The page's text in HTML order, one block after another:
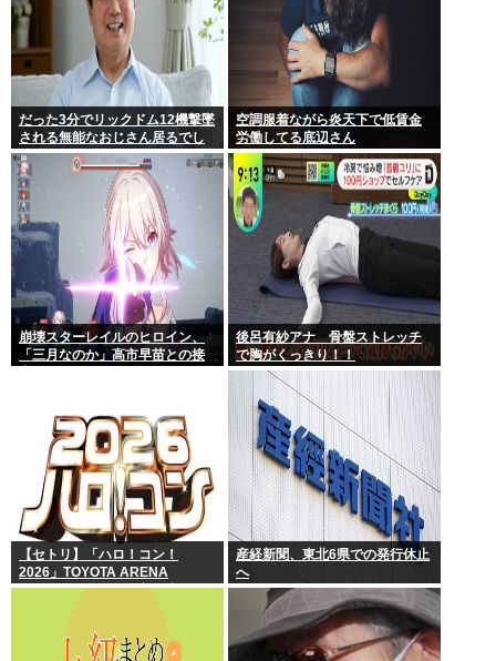
だった3分でリックドム12機撃墜
される無能なおじさん居るでし
ょ
空調服着ながら炎天下で低賃金
労働してる底辺さん
崩壊スターレイルのヒロイン、
「三月なのか」高市早苗との接
後呂有紗アナ 骨盤ストレッチ
で胸がくっきり！！
【セトリ】「ハロ！コン！
2026」TOYOTA ARENA
TOKYO 8月8日昼・夜公演セッ
産経新聞、東北6県での発行休止
へ